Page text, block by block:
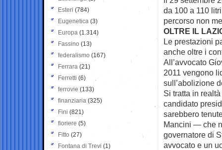
da 100 a 110
percorso non
OLTRE IL
Le prestazioni
anche oltre i
All’avvocato
2011 vengono
sull’abolizione
Si tratta in
candidato
sarebbero
Mancini — che
governatore di
avvocato e un
Esteri (784)
Eugenetica (3)
Europa (1.314)
Fassino (13)
federalismo (167)
Ferrara (21)
Ferretti (6)
ferrovie (133)
finanziaria (325)
Fini (821)
fioriere (5)
Fitto (27)
Fontana di Trevi (1)